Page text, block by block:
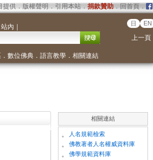
提供． 版權聲明 ． 引用本站． 捐款贊助．回首頁．
站內 ｜ 日 EN
上一頁
． 數位佛典． 語言教學． 相關連結
相關連結
。 人名規範檢索
。 佛教著者人名權威資料庫
。 佛學規範資料庫